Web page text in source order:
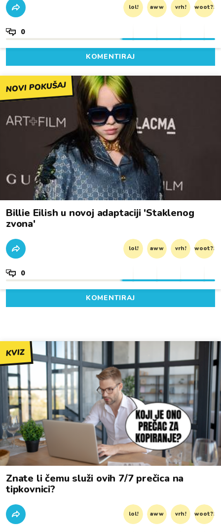
lol! aww vrh! woot?!
0
KOMENTIRAJ
NOVI POKUŠAJ
Billie Eilish u novoj adaptaciji 'Staklenog
zvona'
lol! aww vrh! woot?!
0
KOMENTIRAJ
KVIZ
Znate li čemu služi ovih 7/7 prečica na
tipkovnici?
lol! aww vrh! woot?!